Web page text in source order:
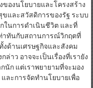
ของนโยบายและโครงสร้าง
และสวัสดิการของรัฐ ระบบ
ในการดำเนินชีวิต และที่
าทันกับสถานการณ์วิกฤตที่
ด้านเศรษฐกิจและสังคม
าว อาจจะเป็นเรื่องที่เรายัง
นัก แต่เราพยายามที่จะมอง
ละการจัดทำนโยบายเพื่อ